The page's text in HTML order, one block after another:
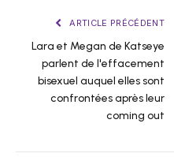
ARTICLE PRÉCÉDENT
Lara et Megan de Katseye
parlent de l'effacement
bisexuel auquel elles sont
confrontées après leur
coming out